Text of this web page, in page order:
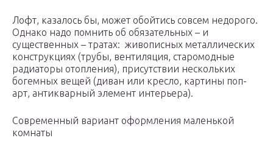
Лофт, казалось бы, может обойтись совсем недорого.
Однако надо помнить об обязательных – и
существенных – тратах: живописных металлических
конструкциях (трубы, вентиляция, старомодные
радиаторы отопления), присутствии нескольких
богемных вещей (диван или кресло, картины поп-
арт, антикварный элемент интерьера).
Современный вариант оформления маленькой
комнаты